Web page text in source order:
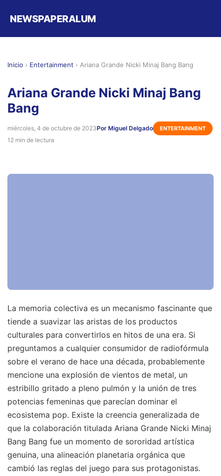
NEWSPAPERALUM
Inicio › Entertainment › Ariana Grande Nicki Minaj Bang Bang
Ariana Grande Nicki Minaj Bang
Bang
miércoles, 4 de octubre de 2023Por Miguel Delgado ENTERTAINMENT
12 min de lectura
La memoria colectiva es un mecanismo fascinante que
tiende a suavizar las aristas de los productos
culturales para convertirlos en hitos de una era. Si
preguntamos a cualquier consumidor de radiofórmula
sobre el verano de hace una década, probablemente
mencione una explosión de vientos de metal, un
estribillo gritado a pleno pulmón y la unión de tres
potencias femeninas que parecían dominar el
ecosistema pop. Existe la creencia generalizada de
que la colaboración titulada Ariana Grande Nicki Minaj
Bang Bang fue un momento de sororidad artística
genuina, una alineación planetaria orgánica que
cambió las reglas del juego para sus protagonistas.